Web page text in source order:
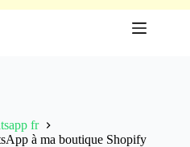
fr
à ma boutique Shopify